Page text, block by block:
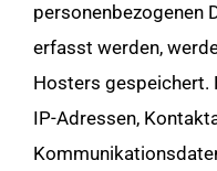
personenbezogenen
erfasst werden,
Hosters gespeichert.
IP-Adressen,